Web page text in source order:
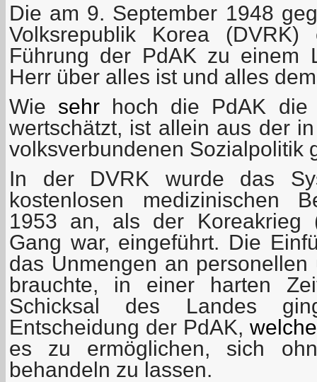
Die am 9. September 1948
Volksrepublik Korea
Führung der PdAK zu einem
Herr über alles ist und alles
Wie sehr hoch die PdAK die
wertschätzt, ist allein aus der
volksverbundenen Sozialpolitik
In der DVRK wurde das
kostenlosen medizinischen
1953 an, als der Koreakrieg
Gang war, eingeführt. Die
das Unmengen an
brauchte, in einer harten
Schicksal des Landes
Entscheidung der PdAK, welche
es zu ermöglichen, sich
behandeln zu lassen.